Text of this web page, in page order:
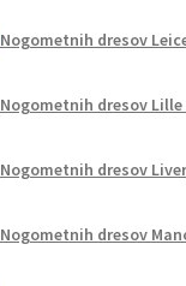
Nogometnih dresov
Nogometnih dresov Lille
Nogometnih dresov
Nogometnih dresov